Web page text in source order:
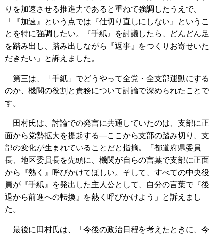
りを加速させる推進力であると重ねて強調したうえで、
「『加速』という点では『仕切り直しにしない』というこ
とを特に強調したい。『手紙』を討議したら、どんどん足
を踏み出し、踏み出しながら『返事』をつくりお寄せいた
だきたい」と訴えました。
第三は、「手紙」でどうやって全党・全支部運動にする
のか、機関の役割と責務について討論で深められたことで
す。
田村氏は、討論での発言に共通していたのは、支部に正
面から党勢拡大を提起する―ここから支部の踏み切り、支
部の変化が生まれていることだと指摘。「都道府県委員
長、地区委員長を先頭に、機関が自らの言葉で支部に正面
から『熱く』呼びかけてほしい。そして、すべての中央役
員が『手紙』を発出した主人公として、自分の言葉で『後
退から前進への転換』を熱く呼びかけよう」と訴えまし
た。
最後に田村氏は、「今後の政治日程を考えたときに、今